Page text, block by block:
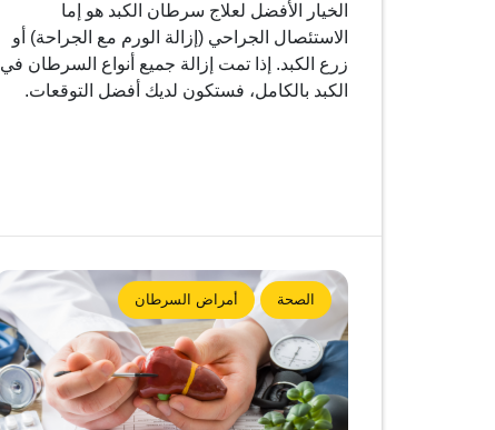
الخيار الأفضل لعلاج سرطان الكبد هو إما
الاستئصال الجراحي (إزالة الورم مع الجراحة) أو
زرع الكبد. إذا تمت إزالة جميع أنواع السرطان في
الكبد بالكامل، فستكون لديك أفضل التوقعات.
الصحة أمراض السرطان